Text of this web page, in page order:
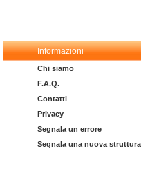
Informazioni
Chi siamo
F.A.Q.
Contatti
Privacy
Segnala un errore
Segnala una nuova struttura